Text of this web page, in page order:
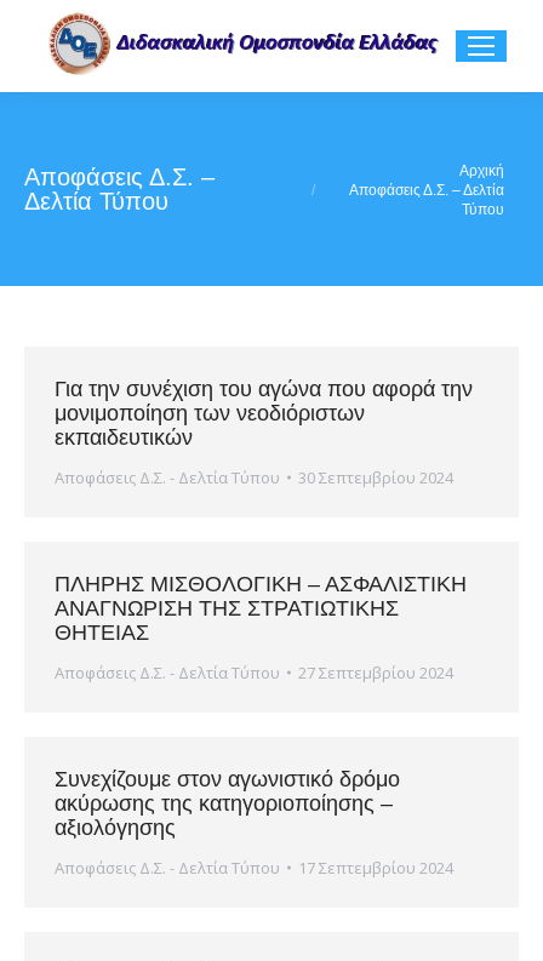
Αποφάσεις Δ.Σ. –
Δελτία Τύπου
Αρχική
Αποφάσεις Δ.Σ. – Δελτία
Τύπου
Για την συνέχιση του αγώνα που αφορά την
μονιμοποίηση των νεοδιόριστων
εκπαιδευτικών
Αποφάσεις Δ.Σ. - Δελτία Τύπου 30 Σεπτεμβρίου 2024
ΠΛΗΡΗΣ ΜΙΣΘΟΛΟΓΙΚΗ – ΑΣΦΑΛΙΣΤΙΚΗ
ΑΝΑΓΝΩΡΙΣΗ ΤΗΣ ΣΤΡΑΤΙΩΤΙΚΗΣ
ΘΗΤΕΙΑΣ
Αποφάσεις Δ.Σ. - Δελτία Τύπου 27 Σεπτεμβρίου 2024
Συνεχίζουμε στον αγωνιστικό δρόμο
ακύρωσης της κατηγοριοποίησης –
αξιολόγησης
Αποφάσεις Δ.Σ. - Δελτία Τύπου 17 Σεπτεμβρίου 2024